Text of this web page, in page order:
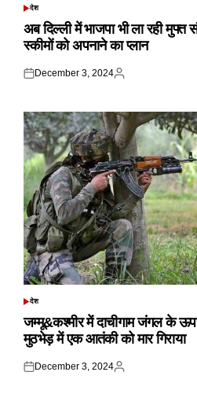
POSTED
देश
अब दिल्ली में भाजपा भी ला रही मुफ्त
स्कीमों को अपनाने का प्लान
Posted
December 3, 2024
Posted
POSTED
देश
जम्मू&कश्मीर में दाचीगाम जंगल के
मुठभेड़ में एक आतंकी को मार गिराया
Posted
December 3, 2024
Posted